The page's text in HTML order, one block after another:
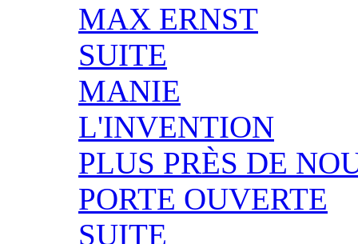
MAX ERNST
SUITE
MANIE
L'INVENTION
PLUS PRÈS DE
PORTE OUVERTE
SUITE